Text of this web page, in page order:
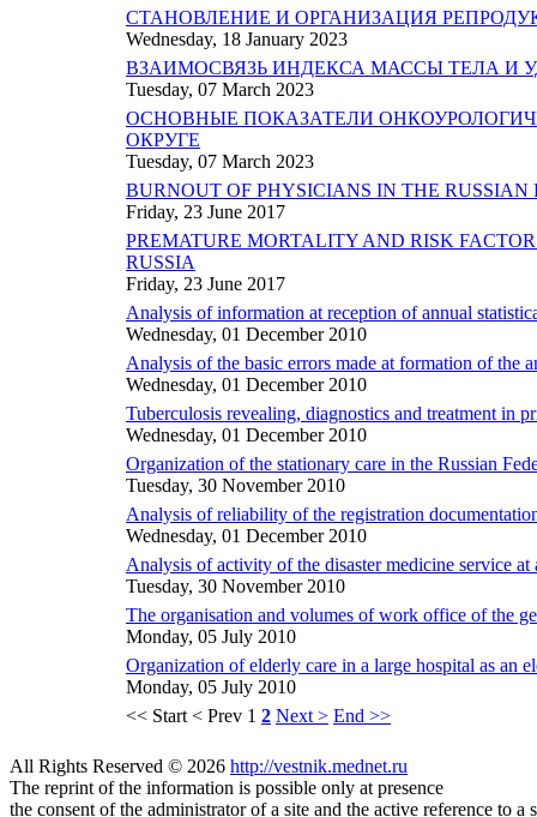
СТАНОВЛЕНИЕ И ОРГАНИЗАЦИЯ
Wednesday, 18 January 2023
ВЗАИМОСВЯЗЬ ИНДЕКСА МАССЫ ТЕЛА И
Tuesday, 07 March 2023
ОСНОВНЫЕ ПОКАЗАТЕЛИ
ОКРУГЕ
Tuesday, 07 March 2023
BURNOUT OF PHYSICIANS IN THE
Friday, 23 June 2017
PREMATURE MORTALITY AND RISK
RUSSIA
Friday, 23 June 2017
Analysis of information at reception of annual
Wednesday, 01 December 2010
Analysis of the basic errors made at formation of the
Wednesday, 01 December 2010
Tuberculosis revealing, diagnostics and treatment in
Wednesday, 01 December 2010
Organization of the stationary care in the Russian
Tuesday, 30 November 2010
Analysis of reliability of the registration
Wednesday, 01 December 2010
Аnalysis of activity of the disaster medicine service
Tuesday, 30 November 2010
The organisation and volumes of work office of the
Monday, 05 July 2010
Organization of elderly care in a large hospital as an
Monday, 05 July 2010
<< Start < Prev 1 2 Next > End >>
All Rights Reserved © 2026 http://vestnik.mednet.ru
The reprint of the information is possible only at presence
the consent of the administrator of a site and the active reference to a